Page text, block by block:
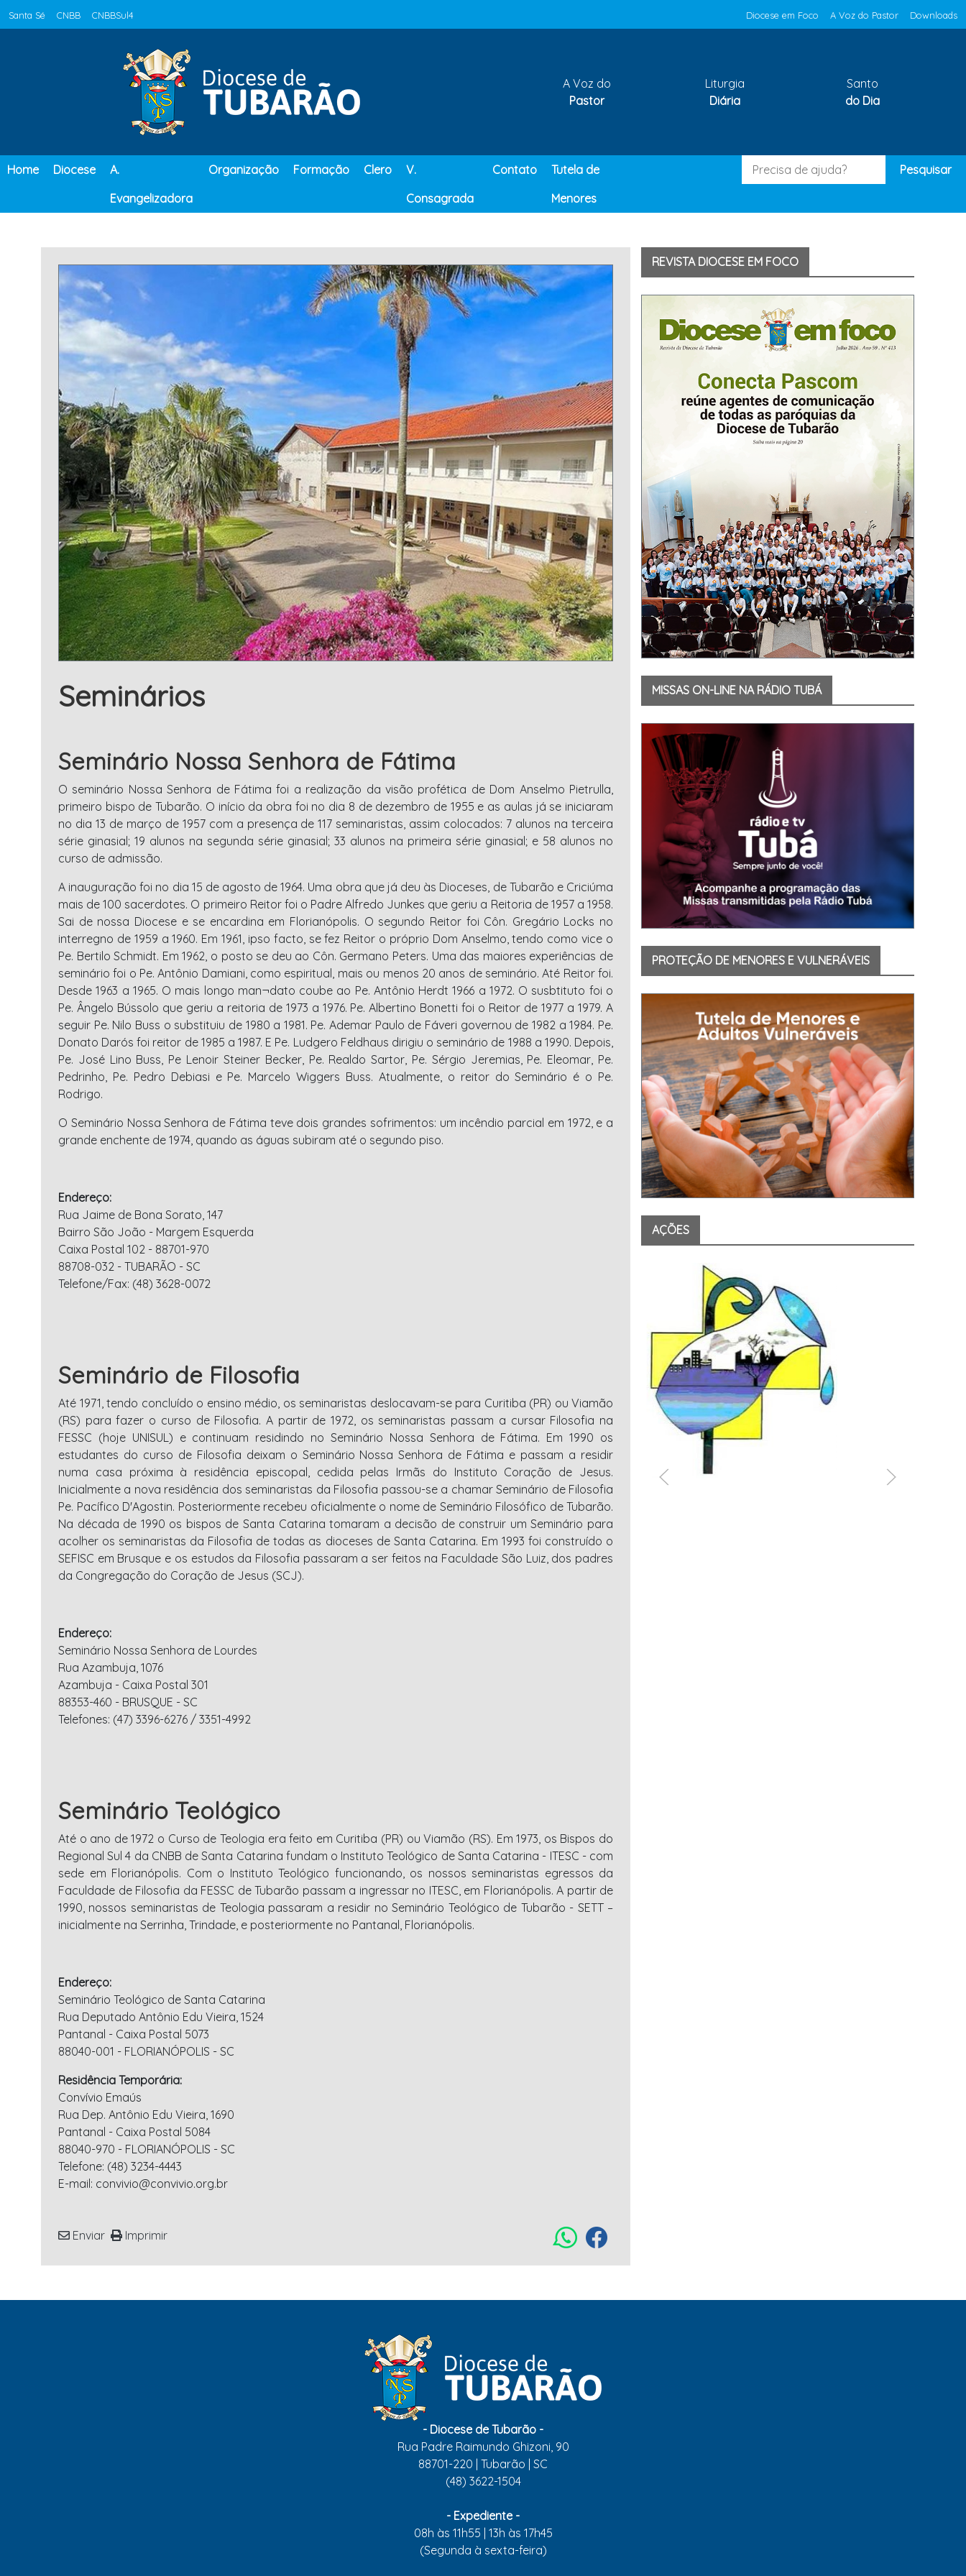
Santa Sé CNBB CNBBSul4 Diocese em Foco A Voz do Pastor Downloads
A Voz do
Pastor
Liturgia
Diária
Santo
do Dia
Home Diocese
A.
Evangelizadora
Organização Formação Clero
V.
Consagrada
Contato
Tutela de
Menores
Pesquisar
Seminários
Seminário Nossa Senhora de Fátima
O seminário Nossa Senhora de Fátima foi a realização da visão profética de Dom Anselmo Pietrulla,
primeiro bispo de Tubarão. O início da obra foi no dia 8 de dezembro de 1955 e as aulas já se iniciaram
no dia 13 de março de 1957 com a presença de 117 seminaristas, assim colocados: 7 alunos na terceira
série ginasial; 19 alunos na segunda série ginasial; 33 alunos na primeira série ginasial; e 58 alunos no
curso de admissão.
A inauguração foi no dia 15 de agosto de 1964. Uma obra que já deu às Dioceses, de Tubarão e Criciúma
mais de 100 sacerdotes. O primeiro Reitor foi o Padre Alfredo Junkes que geriu a Reitoria de 1957 a 1958.
Sai de nossa Diocese e se encardina em Florianópolis. O segundo Reitor foi Côn. Gregário Locks no
interregno de 1959 a 1960. Em 1961, ipso facto, se fez Reitor o próprio Dom Anselmo, tendo como vice o
Pe. Bertilo Schmidt. Em 1962, o posto se deu ao Côn. Germano Peters. Uma das maiores experiências de
seminário foi o Pe. Antônio Damiani, como espiritual, mais ou menos 20 anos de seminário. Até Reitor foi.
Desde 1963 a 1965. O mais longo man¬dato coube ao Pe. Antônio Herdt 1966 a 1972. O susbtituto foi o
Pe. Ângelo Bússolo que geriu a reitoria de 1973 a 1976. Pe. Albertino Bonetti foi o Reitor de 1977 a 1979. A
seguir Pe. Nilo Buss o substituiu de 1980 a 1981. Pe. Ademar Paulo de Fáveri governou de 1982 a 1984. Pe.
Donato Darós foi reitor de 1985 a 1987. E Pe. Ludgero Feldhaus dirigiu o seminário de 1988 a 1990. Depois,
Pe. José Lino Buss, Pe Lenoir Steiner Becker, Pe. Realdo Sartor, Pe. Sérgio Jeremias, Pe. Eleomar, Pe.
Pedrinho, Pe. Pedro Debiasi e Pe. Marcelo Wiggers Buss. Atualmente, o reitor do Seminário é o Pe.
Rodrigo.
O Seminário Nossa Senhora de Fátima teve dois grandes sofrimentos: um incêndio parcial em 1972, e a
grande enchente de 1974, quando as águas subiram até o segundo piso.
Endereço:
Rua Jaime de Bona Sorato, 147
Bairro São João - Margem Esquerda
Caixa Postal 102 - 88701-970
88708-032 - TUBARÃO - SC
Telefone/Fax: (48) 3628-0072
Seminário de Filosofia
Até 1971, tendo concluído o ensino médio, os seminaristas deslocavam-se para Curitiba (PR) ou Viamão
(RS) para fazer o curso de Filosofia. A partir de 1972, os seminaristas passam a cursar Filosofia na
FESSC (hoje UNISUL) e continuam residindo no Seminário Nossa Senhora de Fátima. Em 1990 os
estudantes do curso de Filosofia deixam o Seminário Nossa Senhora de Fátima e passam a residir
numa casa próxima à residência episcopal, cedida pelas Irmãs do Instituto Coração de Jesus.
Inicialmente a nova residência dos seminaristas da Filosofia passou-se a chamar Seminário de Filosofia
Pe. Pacífico D'Agostin. Posteriormente recebeu oficialmente o nome de Seminário Filosófico de Tubarão.
Na década de 1990 os bispos de Santa Catarina tomaram a decisão de construir um Seminário para
acolher os seminaristas da Filosofia de todas as dioceses de Santa Catarina. Em 1993 foi construído o
SEFISC em Brusque e os estudos da Filosofia passaram a ser feitos na Faculdade São Luiz, dos padres
da Congregação do Coração de Jesus (SCJ).
Endereço:
Seminário Nossa Senhora de Lourdes
Rua Azambuja, 1076
Azambuja - Caixa Postal 301
88353-460 - BRUSQUE - SC
Telefones: (47) 3396-6276 / 3351-4992
Seminário Teológico
Até o ano de 1972 o Curso de Teologia era feito em Curitiba (PR) ou Viamão (RS). Em 1973, os Bispos do
Regional Sul 4 da CNBB de Santa Catarina fundam o Instituto Teológico de Santa Catarina - ITESC - com
sede em Florianópolis. Com o Instituto Teológico funcionando, os nossos seminaristas egressos da
Faculdade de Filosofia da FESSC de Tubarão passam a ingressar no ITESC, em Florianópolis. A partir de
1990, nossos seminaristas de Teologia passaram a residir no Seminário Teológico de Tubarão - SETT –
inicialmente na Serrinha, Trindade, e posteriormente no Pantanal, Florianópolis.
Endereço:
Seminário Teológico de Santa Catarina
Rua Deputado Antônio Edu Vieira, 1524
Pantanal - Caixa Postal 5073
88040-001 - FLORIANÓPOLIS - SC
Residência Temporária:
Convívio Emaús
Rua Dep. Antônio Edu Vieira, 1690
Pantanal - Caixa Postal 5084
88040-970 - FLORIANÓPOLIS - SC
Telefone: (48) 3234-4443
E-mail: convivio@convivio.org.br
Enviar Imprimir
REVISTA DIOCESE EM FOCO
MISSAS ON-LINE NA RÁDIO TUBÁ
PROTEÇÃO DE MENORES E VULNERÁVEIS
AÇÕES
- Diocese de Tubarão -
Rua Padre Raimundo Ghizoni, 90
88701-220 | Tubarão | SC
(48) 3622-1504
- Expediente -
08h às 11h55 | 13h às 17h45
(Segunda à sexta-feira)